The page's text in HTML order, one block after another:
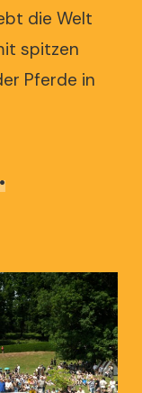
die Welt
spitzen
Pferde in